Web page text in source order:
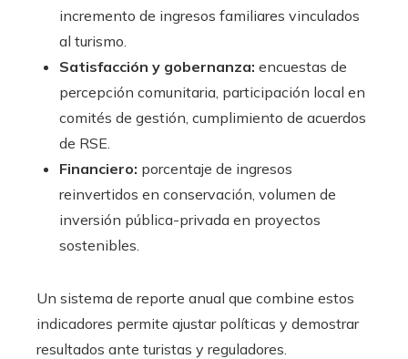
incremento de ingresos familiares vinculados
al turismo.
Satisfacción y gobernanza: encuestas de
percepción comunitaria, participación local en
comités de gestión, cumplimiento de acuerdos
de RSE.
Financiero: porcentaje de ingresos
reinvertidos en conservación, volumen de
inversión pública-privada en proyectos
sostenibles.
Un sistema de reporte anual que combine estos
indicadores permite ajustar políticas y demostrar
resultados ante turistas y reguladores.